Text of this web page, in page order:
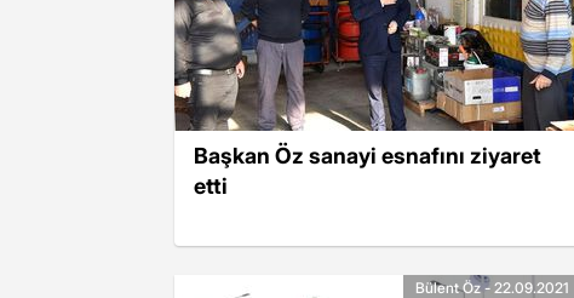
Başkan Öz sanayi esnafını ziyaret
etti
Bülent Öz - 22.09.2021